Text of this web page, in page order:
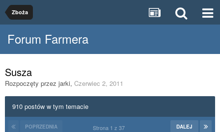
Zboża
Forum Farmera
Susza
Rozpoczęty przez jarki, Czerwiec 2, 2011
910 postów w tym temacie
POPRZEDNIA DALEJ
Strona 1 z 37